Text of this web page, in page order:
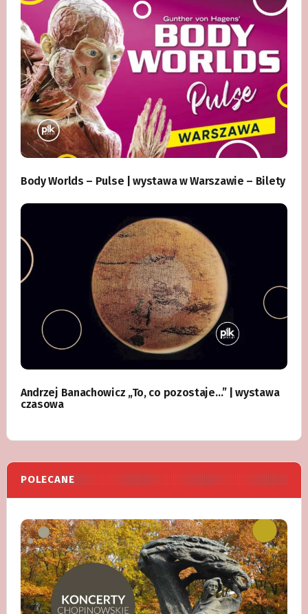
Body Worlds – Pulse | wystawa w Warszawie – Bilety
Andrzej Banachowicz „To, co pozostaje…” | wystawa
czasowa
POLECANE